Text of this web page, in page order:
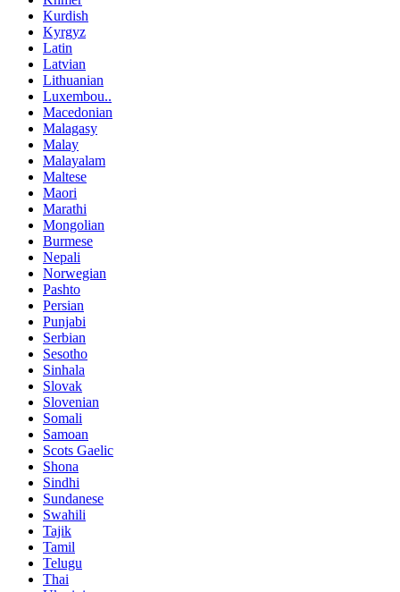
Kurdish
Kyrgyz
Latin
Latvian
Lithuanian
Luxembou..
Macedonian
Malagasy
Malay
Malayalam
Maltese
Maori
Marathi
Mongolian
Burmese
Nepali
Norwegian
Pashto
Persian
Punjabi
Serbian
Sesotho
Sinhala
Slovak
Slovenian
Somali
Samoan
Scots Gaelic
Shona
Sindhi
Sundanese
Swahili
Tajik
Tamil
Telugu
Thai